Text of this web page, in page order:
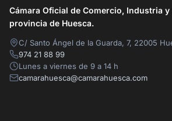
Cámara Oficial de Comercio, Industria
provincia de Huesca.
C/ Santo Ángel de la Guarda, 7, 22005
974 21 88 99
Lunes a viernes de 9 a 14 h
camarahuesca@camarahuesca.com